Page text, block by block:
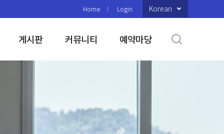
Home Login Korean
게시판 커뮤니티 예약마당